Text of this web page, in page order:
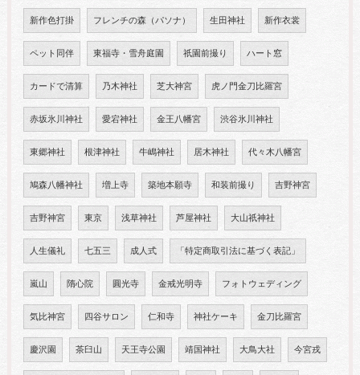
新作色打掛 フレンチの森（パソナ） 生田神社 新作衣裳
ペット同伴 東福寺・雪舟庭園 祇園前撮り ハート窓
カードで清算 乃木神社 芝大神宮 虎ノ門金刀比羅宮
赤坂氷川神社 愛宕神社 金王八幡宮 渋谷氷川神社
東郷神社 根津神社 牛嶋神社 居木神社 代々木八幡宮
鳩森八幡神社 増上寺 築地本願寺 和装前撮り 吉野神宮
吉野神宮 東京 浅草神社 芦屋神社 大山祇神社
人生儀礼 七五三 成人式 「特定商取引法に基づく表記」
嵐山 隋心院 圓光寺 金戒光明寺 フォトウェディング
気比神宮 四谷サロン 仁和寺 神社ケーキ 金刀比羅宮
慶沢園 茶臼山 天王寺公園 靖国神社 大鳥大社 今宮戎